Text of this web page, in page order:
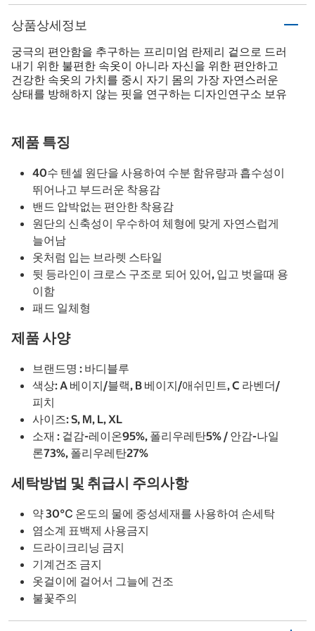
상품상세정보
궁극의 편안함을 추구하는 프리미엄 란제리 겉으로 드러
내기 위한 불편한 속옷이 아니라 자신을 위한 편안하고
건강한 속옷의 가치를 중시 자기 몸의 가장 자연스러운
상태를 방해하지 않는 핏을 연구하는 디자인연구소 보유
제품 특징
40수 텐셀 원단을 사용하여 수분 함유량과 흡수성이
뛰어나고 부드러운 착용감
밴드 압박없는 편안한 착용감
원단의 신축성이 우수하여 체형에 맞게 자연스럽게
늘어남
옷처럼 입는 브라렛 스타일
뒷 등라인이 크로스 구조로 되어 있어, 입고 벗을때 용
이함
패드 일체형
제품 사양
브랜드명 : 바디블루
색상: A 베이지/블랙, B 베이지/애쉬민트, C 라벤더/
피치
사이즈: S, M, L, XL
소재 : 겉감-레이온95%, 폴리우레탄5% / 안감-나일
론73%, 폴리우레탄27%
세탁방법 및 취급시 주의사항
약 30℃ 온도의 물에 중성세재를 사용하여 손세탁
염소계 표백제 사용금지
드라이크리닝 금지
기계건조 금지
옷걸이에 걸어서 그늘에 건조
불꽃주의